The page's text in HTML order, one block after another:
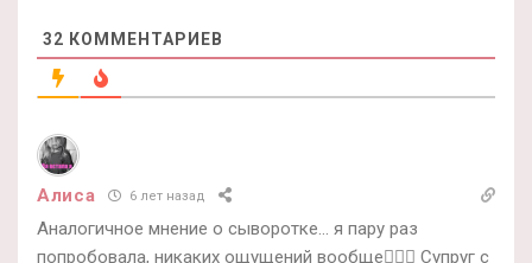
32 КОММЕНТАРИЕВ
Алиса 6 лет назад
Аналогичное мнение о сыворотке… я пару раз
попробовала, никаких ощущений вообще🤷🏼‍♀️ Супруг с